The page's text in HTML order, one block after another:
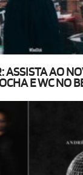
ASSISTA AO
E WC NO